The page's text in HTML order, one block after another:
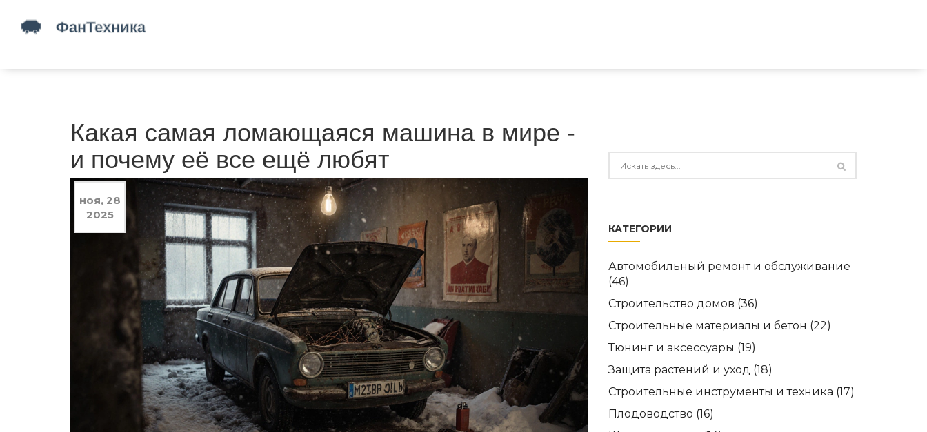
Какая самая ломающаяся машина в мире -
и почему её все ещё любят
ноя, 28
2025
КАТЕГОРИИ
Автомобильный ремонт и обслуживание
(46)
Строительство домов (36)
Строительные материалы и бетон (22)
Тюнинг и аксессуары (19)
Защита растений и уход (18)
Строительные инструменты и техника (17)
Плодоводство (16)